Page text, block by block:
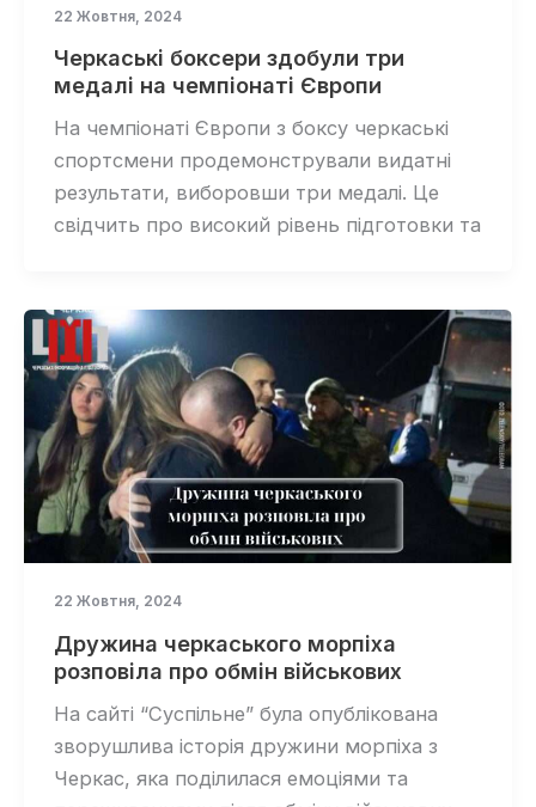
22 Жовтня, 2024
Черкаські боксери здобули три
медалі на чемпіонаті Європи
На чемпіонаті Європи з боксу черкаські
спортсмени продемонстрували видатні
результати, виборовши три медалі. Це
свідчить про високий рівень підготовки та
22 Жовтня, 2024
Дружина черкаського морпіха
розповіла про обмін військових
На сайті “Суспільне” була опублікована
зворушлива історія дружини морпіха з
Черкас, яка поділилася емоціями та